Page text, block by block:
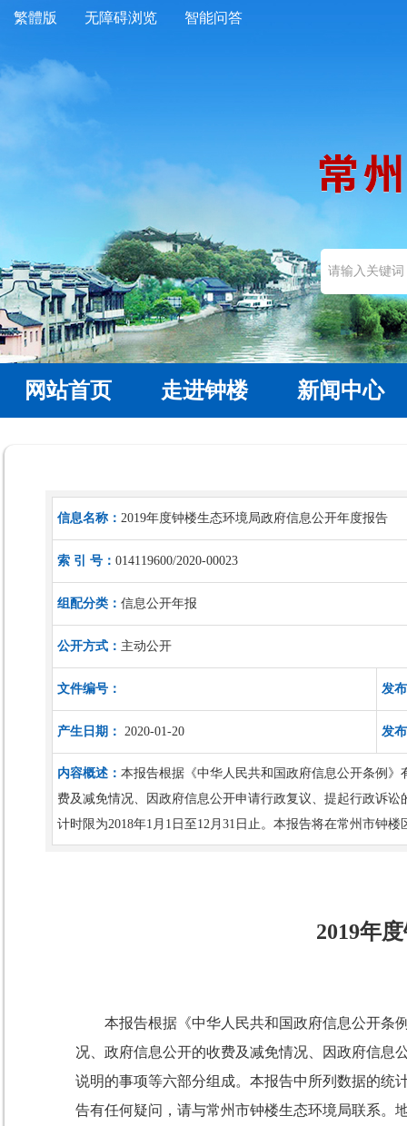
繁體版 无障碍浏览 智能问答
网站首页 走进钟楼 新闻中心
信息名称： 2019年度钟楼生态环境局政府信息公开年度报告
索 引 号： 014119600/2020-00023
组配分类： 信息公开年报
公开方式： 主动公开
文件编号： 发
产生日期： 2020-01-20 发
内容概述： 本报告根据《中华人民共和国政府信息公开条例
费及减免情况、因政府信息公开申请行政复议、提起行政诉
计时限为2018年1月1日至12月31日止。本报告将在常州市钟楼
2019年
本报告根据《中华人民共和国政府信息公开条
况、政府信息公开的收费及减免情况、因政府信息
说明的事项等六部分组成。本报告中所列数据的统
告有任何疑问，请与常州市钟楼生态环境局联系。